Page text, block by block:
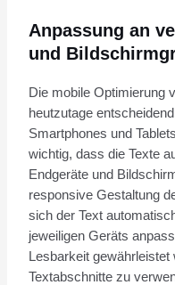
Anpassung an
und
Die mobile Optimierung
heutzutage
Smartphones und
wichtig, dass die Texte
Endgeräte und
responsive Gestaltung
sich der Text
jeweiligen Geräts
Lesbarkeit
Textabschnitte zu